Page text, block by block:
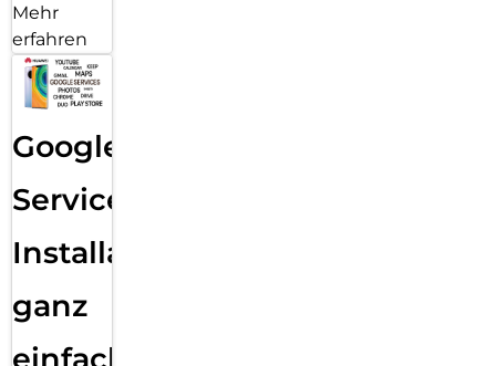
Mehr
erfahren
Google
Services
Installation
ganz